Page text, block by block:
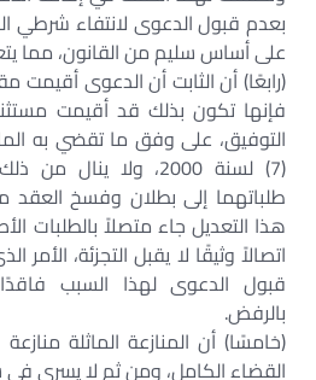
بعدم قبول الدعوى لانتفاء شرطي
على أساس سليم من القانون، مما
(رابعًا) أن الثابت أن الدعوى أقيمت
فإنها تكون بذلك قد أقيمت
(7) لسنة 2000، ولا
طلباتهما إلى بطلان وفسخ العقد
هذا التعديل جاء متصلاً بالطلبات
اتصالاً وثيقًا لا يقبل التجزئة،
قبول الدعوى لهذا السبب فاقدًا
بالرفض.
(خامسًا) أن المنازعة الماثلة
القضاء الكامل، ومن ثم لا يسري في